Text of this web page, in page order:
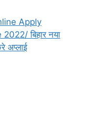
Apply
बिहार नया
अप्लाई